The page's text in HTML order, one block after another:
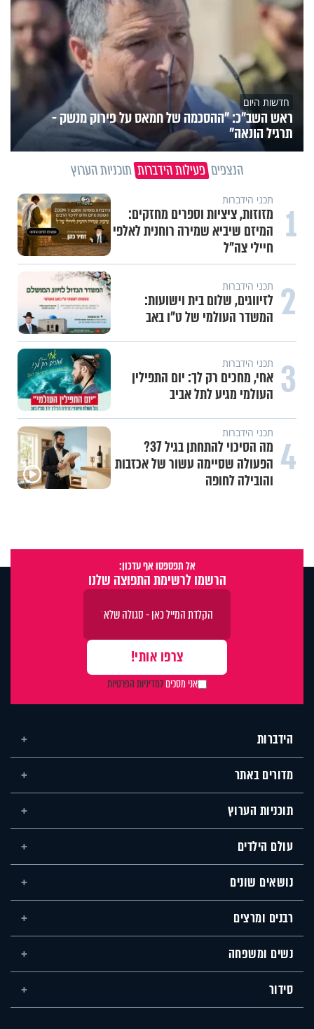
חדשות היום
ראש השב"כ: "ההסכמה של חמאס על פירוק מנשק -
תרגיל הונאה"
הנצפים פעילות הידברות תוכניות הערוץ
1 תכני הידברות
מזוזות, ציציות וספרים מחזקים:
המיזם שיביא שמירה רוחנית לאלפי
חיילי צה"ל
2 תכני הידברות
לזיווגים, שלום בית וישועות:
המשדר העולמי של ט"ו באב
3 תכני הידברות
אחי, מחכים רק לך: יום התפילין
העולמי מגיע לתל אביב
4 תכני הידברות
מה הסיכוי להתחתן בגיל 37?
הפעולה שסיימה עשור של אכזבות
והובילה לחופה
אל תפספסו אף עדכון:
הרשמו לרשימת התפוצה שלנו
אני מסכיםלמדיניות הפרטיות
הידברות
מדורים באתר
תוכניות הערוץ
עולם הילדים
נושאים שונים
רבנים ומרצים
נשים ומשפחה
סידור